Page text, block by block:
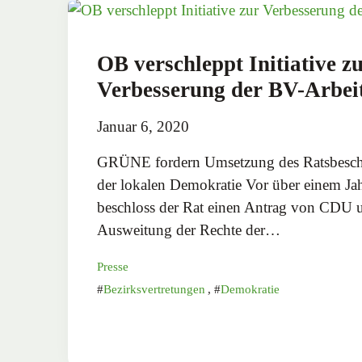
OB verschleppt Initiative
Verbesserung der BV-
Januar 6, 2020
GRÜNE fordern Umsetzung des
der lokalen Demokratie Vor über einem
beschloss der Rat einen Antrag von
Ausweitung der Rechte der…
Presse
Bezirksvertretungen , Demokratie